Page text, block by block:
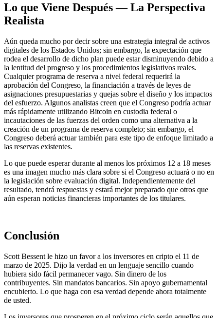
Lo que Viene Después — La Perspectiva
Realista
Aún queda mucho por decir sobre una estrategia integral de activos
digitales de los Estados Unidos; sin embargo, la expectación que
rodea el desarrollo de dicho plan puede estar disminuyendo debido a
la lentitud del progreso y los procedimientos legislativos reales.
Cualquier programa de reserva a nivel federal requerirá la
aprobación del Congreso, la financiación a través de leyes de
asignaciones presupuestarias y quejas sobre el diseño y los impactos
del esfuerzo. Algunos analistas creen que el Congreso podría actuar
más rápidamente utilizando Bitcoin en custodia federal o
incautaciones de las fuerzas del orden como una alternativa a la
creación de un programa de reserva completo; sin embargo, el
Congreso deberá actuar también para este tipo de enfoque limitado a
las reservas existentes.
Lo que puede esperar durante al menos los próximos 12 a 18 meses
es una imagen mucho más clara sobre si el Congreso actuará o no en
la legislación sobre evaluación digital. Independientemente del
resultado, tendrá respuestas y estará mejor preparado que otros que
aún esperan noticias financieras importantes de los titulares.
Conclusión
Scott Bessent le hizo un favor a los inversores en cripto el 11 de
marzo de 2025. Dijo la verdad en un lenguaje sencillo cuando
hubiera sido fácil permanecer vago. Sin dinero de los
contribuyentes. Sin mandatos bancarios. Sin apoyo gubernamental
encubierto. Lo que haga con esa verdad depende ahora totalmente
de usted.